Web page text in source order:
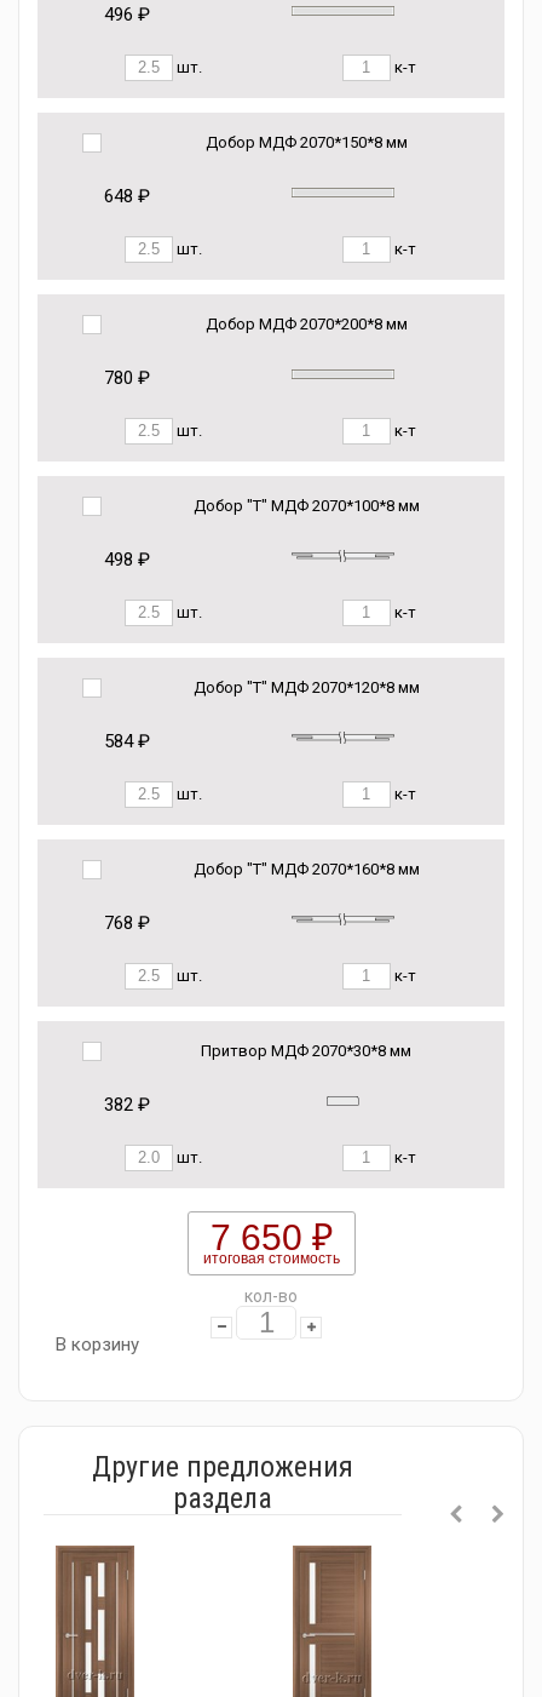
496 ₽
шт. к-т
Добор МДФ 2070*150*8 мм
648 ₽
шт. к-т
Добор МДФ 2070*200*8 мм
780 ₽
шт. к-т
Добор "Т" МДФ 2070*100*8 мм
498 ₽
шт. к-т
Добор "Т" МДФ 2070*120*8 мм
584 ₽
шт. к-т
Добор "Т" МДФ 2070*160*8 мм
768 ₽
шт. к-т
Притвор МДФ 2070*30*8 мм
382 ₽
шт. к-т
7 650 ₽
итоговая стоимость
кол-во
В корзину
Другие предложения
раздела